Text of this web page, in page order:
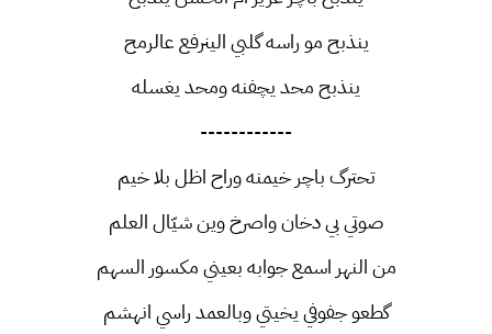
ينذبح مو راسه گلبي الينرفع عالرمح
ينذبح محد يچفنه ومحد يغسله
------------
تحترگ باچر خيمنه وراح اظل بلا خيم
صوتي بي دخان واصرخ وين شيّال العلم
من النهر اسمع جوابه بعيني مكسور السهم
گطعو جفوفي يخيتي وبالعمد راسي انهشم